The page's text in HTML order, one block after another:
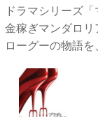
ドラマシリーズ
金稼ぎマンダロ
ローグーの物語